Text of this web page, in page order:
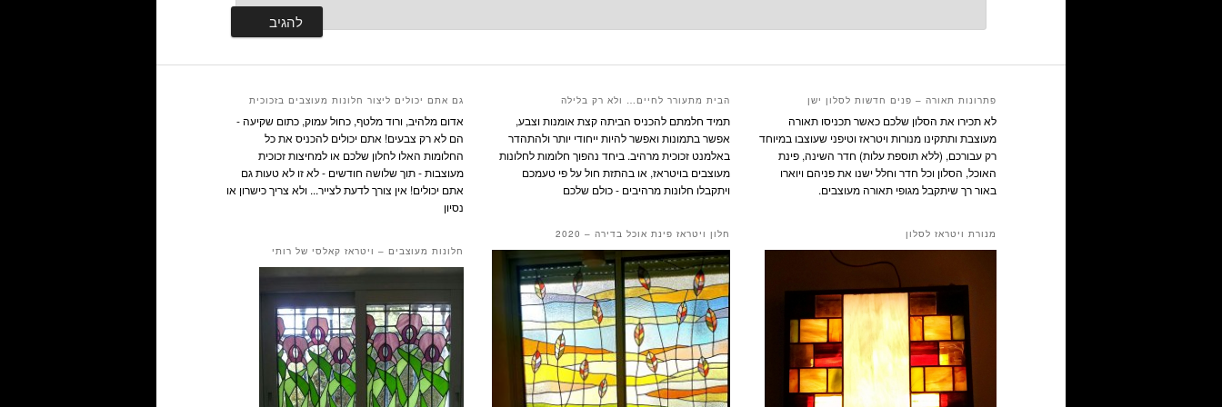
פתרונות תאורה – פנים חדשות לסלון ישן
לא תכירו את הסלון שלכם כאשר תכניסו תאורה
מעוצבת ותתקינו מנורות ויטראז וטיפני שעוצבו במיוחד
רק עבורכם, (ללא תוספת עלות) חדר השינה, פינת
האוכל, הסלון וכל חדר וחלל ישנו את פניהם ויוארו
באור רך שיתקבל מגופי תאורה מעוצבים.
מנורת ויטראז לסלון
הבית מתעורר לחיים… ולא רק בלילה
תמיד חלמתם להכניס הביתה קצת אומנות וצבע,
אפשר בתמונות ואפשר להיות ייחודי יותר ולהתהדר
באלמנט זכוכית מרהיב. ביחד נהפוך חלומות לחלונות
מעוצבים בויטראז, או בהתזת חול על פי טעמכם
ויתקבלו חלונות מרהיבים - כולם שלכם
חלון ויטראז פינת אוכל בדירה – 2020
גם אתם יכולים ליצור חלונות מעוצבים בזכוכית
אדום מלהיב, ורוד מלטף, כחול עמוק, כתום שקיעה -
הם לא רק צבעים! אתם יכולים להכניס את כל
החלומות האלו לחלון שלכם או למחיצות זכוכית
מעוצבות - תוך שלושה חודשים - לא זו לא טעות גם
אתם יכולים! אין צורך לדעת לצייר... ולא צריך כישרון או
נסיון
חלונות מעוצבים – ויטראז קאלסי של רותי